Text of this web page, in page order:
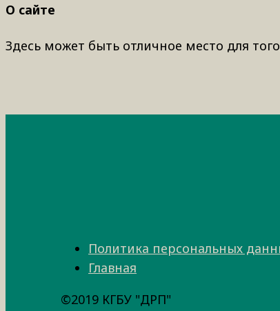
О сайте
Здесь может быть отличное место для
Политика персональных
Главная
©2019 КГБУ "ДРП"